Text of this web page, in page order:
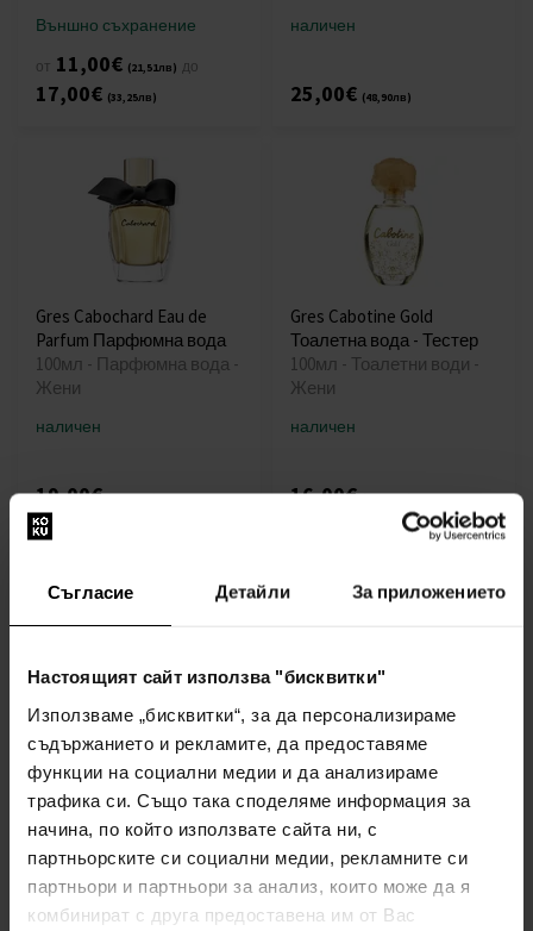
Съгласие Детайли За приложението
Настоящият сайт използва "бисквитки"
Използваме „бисквитки“, за да персонализираме
съдържанието и рекламите, да предоставяме
функции на социални медии и да анализираме
трафика си. Също така споделяме информация за
начина, по който използвате сайта ни, с
партньорските си социални медии, рекламните си
партньори и партньори за анализ, които може да я
комбинират с друга предоставена им от Вас
Външно съхранение
от 11,00€ (21,51лв) до
17,00€ (33,25лв)
наличен
25,00€ (48,90лв)
Gres Cabochard Eau de
Parfum Парфюмна вода
100мл - Парфюмна вода -
Жени
наличен
19,00€
Gres Cabotine Gold
Тоалетна вода - Тестер
100мл - Тоалетни води -
Жени
наличен
16,00€
Gres Cabotine Turquoise
Парфюмна вода
100мл - Парфюмна вода -
Жени
наличен
20,00€
Gres Cabochard Тоалетна
вода
От30мл до100мл -
Тоалетни води - Жени
наличен
от16,00€ до
21,00€